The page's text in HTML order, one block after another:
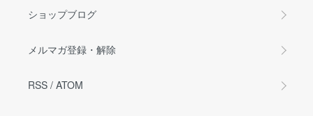
ショップブログ
メルマガ登録・解除
RSS / ATOM